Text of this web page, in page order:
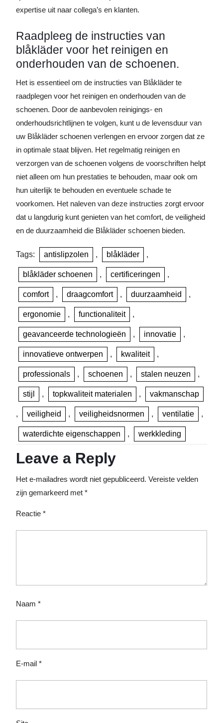
expertise uit naar collega’s en klanten.
Raadpleeg de instructies van
blåkläder voor het reinigen en
onderhouden van de schoenen.
Het is essentieel om de instructies van Blåkläder te
raadplegen voor het reinigen en onderhouden van de
schoenen. Door de aanbevolen reinigings- en
onderhoudsrichtlijnen te volgen, kunt u de levensduur van
uw Blåkläder schoenen verlengen en ervoor zorgen dat ze
in optimale staat blijven. Het regelmatig reinigen en
verzorgen van de schoenen volgens de voorschriften helpt
niet alleen om hun prestaties te behouden, maar ook om
hun uiterlijk te behouden en eventuele schade te
voorkomen. Het naleven van deze instructies zorgt ervoor
dat u langdurig kunt genieten van het comfort, de veiligheid
en de duurzaamheid die Blåkläder schoenen bieden.
Tags: antislipzolen , blåkläder ,
blåkläder schoenen , certificeringen ,
comfort , draagcomfort , duurzaamheid ,
ergonomie , functionaliteit ,
geavanceerde technologieën , innovatie ,
innovatieve ontwerpen , kwaliteit ,
professionals , schoenen , stalen neuzen ,
stijl , topkwaliteit materialen , vakmanschap
, veiligheid , veiligheidsnormen , ventilatie ,
waterdichte eigenschappen , werkkleding
Leave a Reply
Het e-mailadres wordt niet gepubliceerd. Vereiste velden
zijn gemarkeerd met *
Reactie *
Naam *
E-mail *